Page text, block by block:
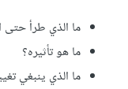
ما الذي طرأ حتى
ما هو تأثيره؟
ما الذي ينبغي